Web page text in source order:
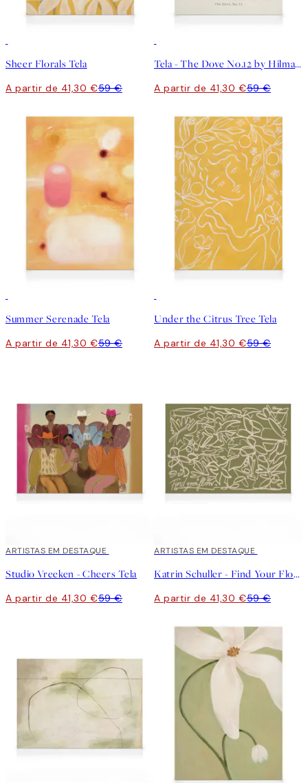
Sheer Florals Tela
A partir de 41,30 €59 €
Tela - The Dove No.12 by Hilma af Klint
A partir de 41,30 €59 €
Summer Serenade Tela
A partir de 41,30 €59 €
Under the Citrus Tree Tela
A partir de 41,30 €59 €
30%*
ARTISTAS EM DESTAQUE
Studio Vreeken - Cheers Tela
A partir de 41,30 €59 €
30%*
ARTISTAS EM DESTAQUE
Katrin Schuller - Find Your Flow Tela
A partir de 41,30 €59 €